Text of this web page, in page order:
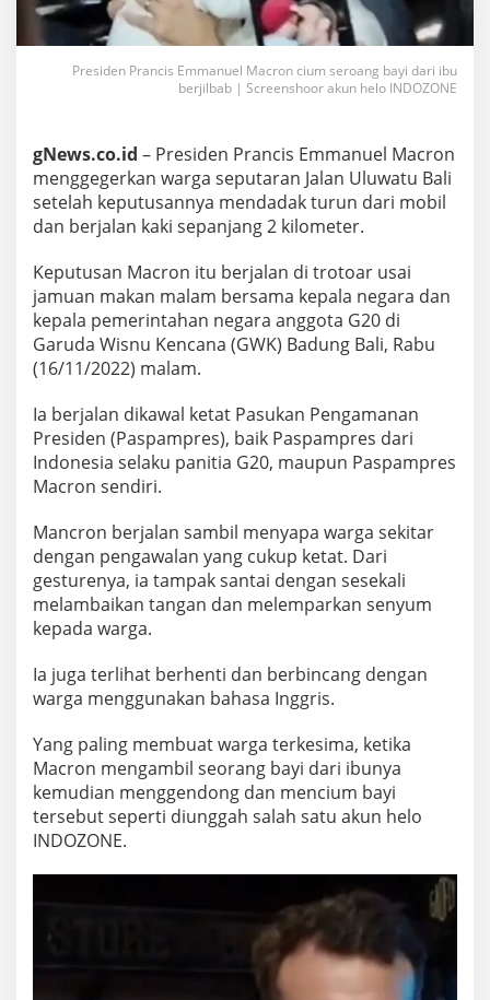
Presiden Prancis Emmanuel Macron cium seroang bayi dari ibu
berjilbab | Screenshoor akun helo INDOZONE
gNews.co.id – Presiden Prancis Emmanuel Macron
menggegerkan warga seputaran Jalan Uluwatu Bali
setelah keputusannya mendadak turun dari mobil
dan berjalan kaki sepanjang 2 kilometer.
Keputusan Macron itu berjalan di trotoar usai
jamuan makan malam bersama kepala negara dan
kepala pemerintahan negara anggota G20 di
Garuda Wisnu Kencana (GWK) Badung Bali, Rabu
(16/11/2022) malam.
Ia berjalan dikawal ketat Pasukan Pengamanan
Presiden (Paspampres), baik Paspampres dari
Indonesia selaku panitia G20, maupun Paspampres
Macron sendiri.
Mancron berjalan sambil menyapa warga sekitar
dengan pengawalan yang cukup ketat. Dari
gesturenya, ia tampak santai dengan sesekali
melambaikan tangan dan melemparkan senyum
kepada warga.
Ia juga terlihat berhenti dan berbincang dengan
warga menggunakan bahasa Inggris.
Yang paling membuat warga terkesima, ketika
Macron mengambil seorang bayi dari ibunya
kemudian menggendong dan mencium bayi
tersebut seperti diunggah salah satu akun helo
INDOZONE.